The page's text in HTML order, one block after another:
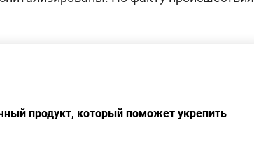
продукт, который поможет укрепить